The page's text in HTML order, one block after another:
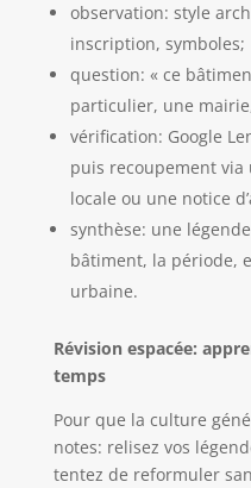
observation: style
inscription, symboles;
question: « ce
particulier, une
vérification: Google
puis recoupement
locale ou une notice
synthèse: une
bâtiment, la période,
urbaine.
Révision espacée:
temps
Pour que la culture
notes: relisez vos
tentez de reformuler